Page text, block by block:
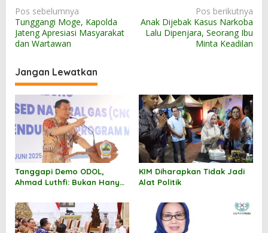
N
a
v
g
a
s
i
o
s
Pos sebelumnya
Tunggangi Moge, Kapolda
Jateng Apresiasi Masyarakat
dan Wartawan
Pos berikutnya
Anak Dijebak Kasus Narkoba
Lalu Dipenjara, Seorang Ibu
Minta Keadilan
Jangan Lewatkan
Tanggapi Demo ODOL,
Ahmad Luthfi: Bukan Hanya
Sosial
KIM Diharapkan Tidak Jadi
Alat Politik